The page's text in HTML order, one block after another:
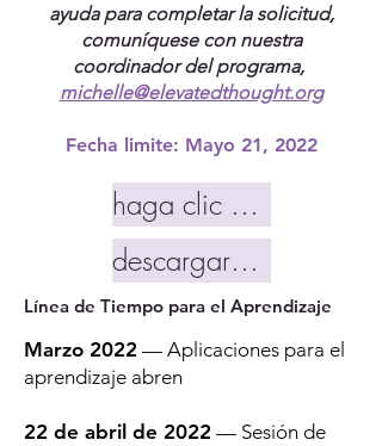
ayuda para completar la solicitud,
comuníquese con nuestra
coordinador del programa,
michelle@elevatedthought.org
Fecha limite: Mayo 21, 2022
haga clic aquí para aplicar
descargar paquete de aplicación
Línea de Tiempo para el Aprendizaje
Marzo 2022 — Aplicaciones para el
aprendizaje abren
22 de abril de 2022 — Sesión de